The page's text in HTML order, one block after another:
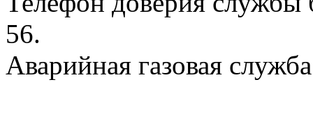
56.
Аварийная газовая